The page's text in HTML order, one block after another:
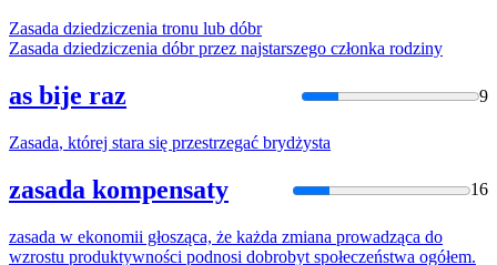
Zasada dziedziczenia tronu lub dóbr
Zasada dziedziczenia dóbr przez najstarszego członka rodziny
as bije raz 9
Zasada, której stara się przestrzegać brydżysta
zasada kompensaty 16
zasada w ekonomii głosząca, że każda zmiana prowadząca do
wzrostu produktywności podnosi dobrobyt społeczeństwa ogółem.